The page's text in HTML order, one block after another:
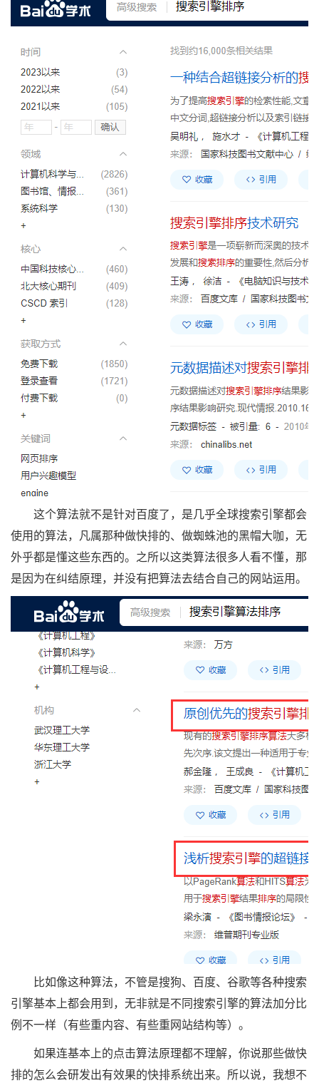
这个算法就不是针对百度了，是几乎全球搜索引擎都会
使用的算法，凡属那种做快排的、做蜘蛛池的黑帽大咖，无
外乎都是懂这些东西的。之所以这类算法很多人看不懂，那
是因为在纠结原理，并没有把算法去结合自己的网站运用。
比如像这种算法，不管是搜狗、百度、谷歌等各种搜索
引擎基本上都会用到，无非就是不同搜索引擎的算法加分比
例不一样（有些重内容、有些重网站结构等）。
如果连基本上的点击算法原理都不理解，你说那些做快
排的怎么会研发出有效果的快排系统出来。所以说，我想不